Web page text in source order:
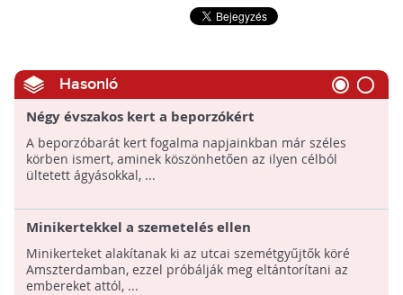
Hasonló
Négy évszakos kert a beporzókért
A beporzóbarát kert fogalma napjainkban már széles
körben ismert, aminek köszönhetően az ilyen célból
ültetett ágyásokkal, ...
Minikertekkel a szemetelés ellen
Minikerteket alakítanak ki az utcai szemétgyűjtők köré
Amszterdamban, ezzel próbálják meg eltántorítani az
embereket attól, ...